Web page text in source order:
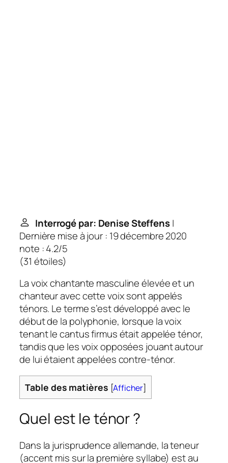
Interrogé par: Denise Steffens|
Dernière mise à jour : 19 décembre 2020
note : 4.2/5
(31 étoiles)
La voix chantante masculine élevée et un
chanteur avec cette voix sont appelés
ténors. Le terme s’est développé avec le
début de la polyphonie, lorsque la voix
tenant le cantus firmus était appelée ténor,
tandis que les voix opposées jouant autour
de lui étaient appelées contre-ténor.
Table des matières [Afficher]
Quel est le ténor ?
Dans la jurisprudence allemande, la teneur
(accent mis sur la première syllabe) est au